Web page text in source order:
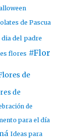
de Pascua
dia del padre
flores #Flor
de
de
de
para el día
Ideas para